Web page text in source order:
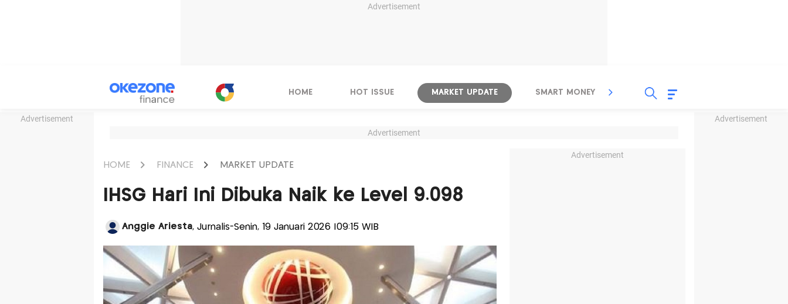
Advertisement
Advertisement Advertisement
HOME HOT ISSUE MARKET UPDATE SMART MONEY INSPIRASI BISNIS
Advertisement
HOME FINANCE MARKET UPDATE
IHSG Hari Ini Dibuka Naik ke Level 9.098
Anggie Ariesta, Jurnalis-Senin, 19 Januari 2026 |09:15 WIB
Advertisement